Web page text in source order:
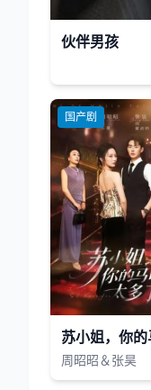
伙伴男孩
国产剧
周昭昭＆张昊